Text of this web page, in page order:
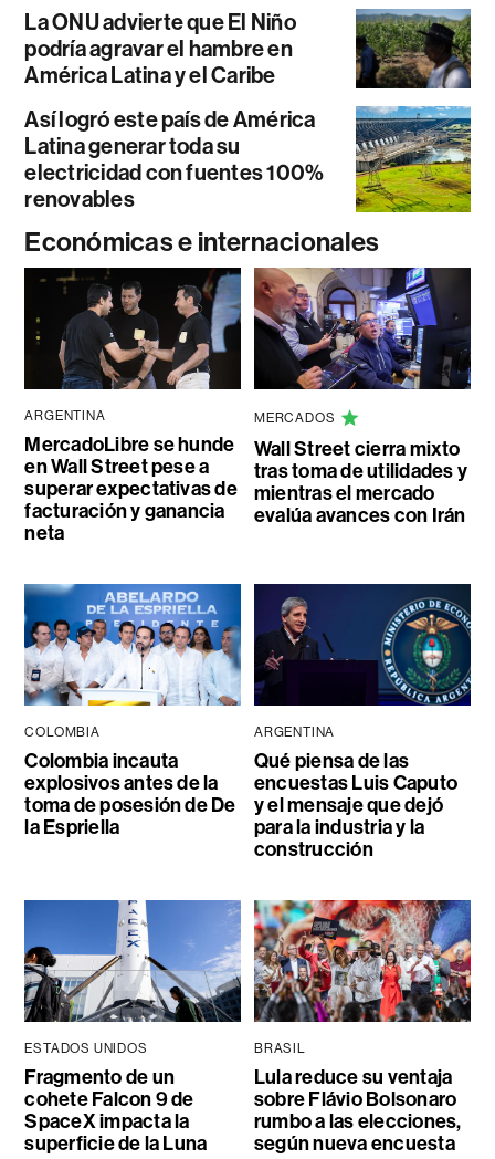
La ONU advierte que El Niño
podría agravar el hambre en
América Latina y el Caribe
Así logró este país de América
Latina generar toda su
electricidad con fuentes 100%
renovables
Económicas e internacionales
ARGENTINA
MercadoLibre se hunde
en Wall Street pese a
superar expectativas de
facturación y ganancia
neta
MERCADOS
Wall Street cierra mixto
tras toma de utilidades y
mientras el mercado
evalúa avances con Irán
COLOMBIA
Colombia incauta
explosivos antes de la
toma de posesión de De
la Espriella
ARGENTINA
Qué piensa de las
encuestas Luis Caputo
y el mensaje que dejó
para la industria y la
construcción
ESTADOS UNIDOS
Fragmento de un
cohete Falcon 9 de
SpaceX impacta la
superficie de la Luna
BRASIL
Lula reduce su ventaja
sobre Flávio Bolsonaro
rumbo a las elecciones,
según nueva encuesta